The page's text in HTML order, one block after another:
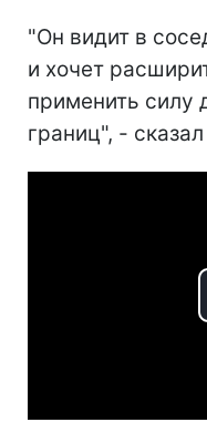
"Он видит в
и хочет
применить силу
границ", -